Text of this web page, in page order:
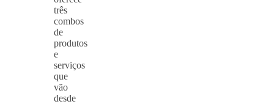
três
combos
de
produtos
e
serviços
que
vão
desde